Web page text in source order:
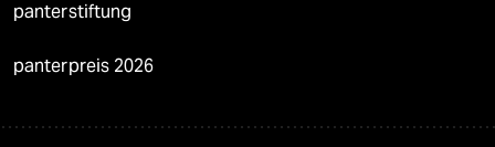
panterstiftung
panterpreis 2026